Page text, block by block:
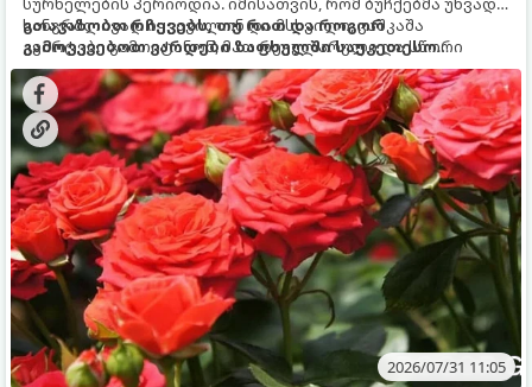
ხანგრძლივად იყვავილონ და მსხვილი, კაშკაშა
კვირტები გამოიტანონ, მათ რეგულარული და სწორი
გამოკვება სჭირდებათ. ზაფხულის პერიოდში მცენარის
მოთხოვნილებები იცვლება, ამიტომ მნიშვნელოვანია
ვიცოდეთ, რომელი სასუქები გამოიყენება ამ დროს.
გთავაზობთ რჩევებს, თუ რით და როგორ
გამოვკვებოთ ვარდები ზაფხულში საუკეთესო
შედეგის მისაღწევად:
2026/07/31 11:05